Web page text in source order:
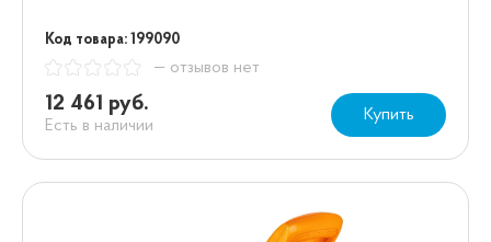
Код товара: 199090
— отзывов нет
12 461 руб.
Есть в наличии
Купить